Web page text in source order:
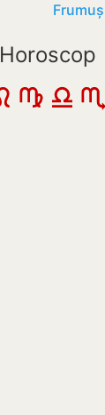
Horoscop